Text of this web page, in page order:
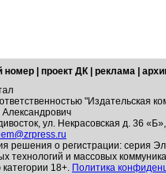
номер проект ДК реклама
"Издательская
Александрович
ул. Некрасовская д. 36
решения о регистрации: серия
технологий и массовых
18+. Политика